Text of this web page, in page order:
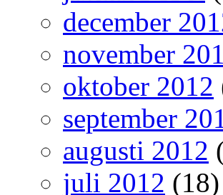
december
november
oktober 2012
september
augusti 2012
juli 2012 (18)